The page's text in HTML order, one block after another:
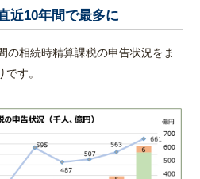
近10年間で最多に
相続時精算課税の申告状況をま
す。